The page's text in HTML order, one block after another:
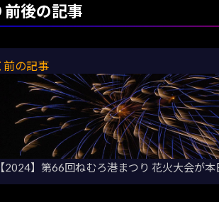
前後の記事
前の記事
【2024】第66回ねむろ港まつり 花火大会が